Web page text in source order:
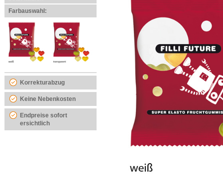
Farbauswahl:
Korrekturabzug
Keine Nebenkosten
Endpreise sofort
ersichtlich